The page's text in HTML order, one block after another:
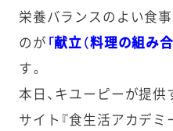
栄養バランスのよい食
のが 「献立（料理の組み合
す。
本日、キユーピーが提
サイト『食生活アカデミ